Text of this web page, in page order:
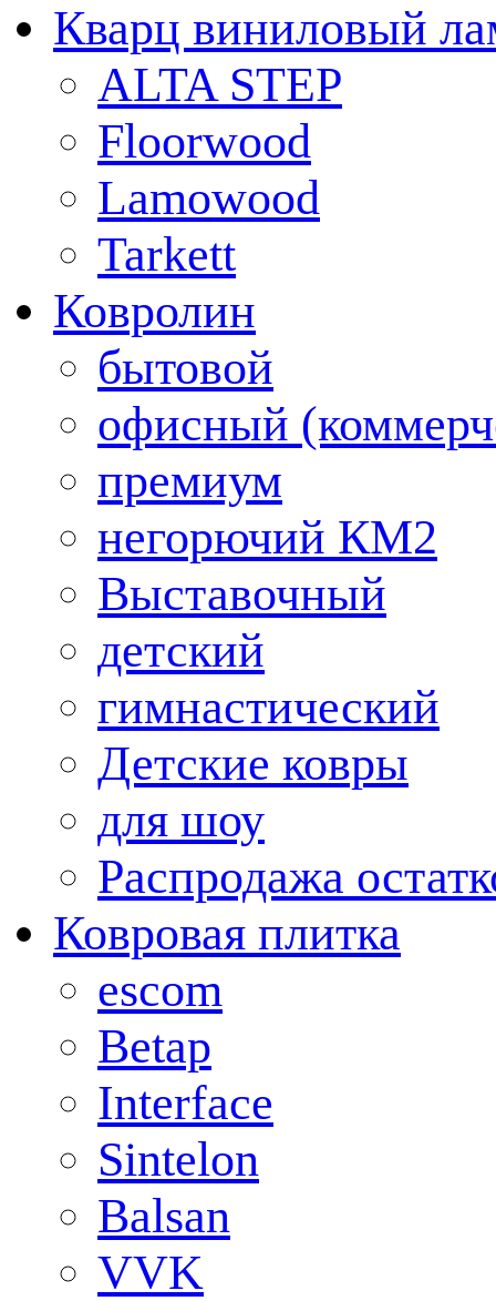
Кварц виниловый
ALTA STEP
Floorwood
Lamowood
Tarkett
Ковролин
бытовой
офисный
премиум
негорючий КМ2
Выставочный
детский
гимнастический
Детские ковры
для шоу
Распродажа
Ковровая плитка
escom
Betap
Interface
Sintelon
Balsan
VVK